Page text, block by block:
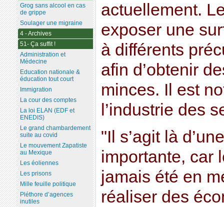
actuellement.
exposer une
à différents
afin d’obtenir
minces. Il est
l’industrie des
"Il s’agit là
importante, car
jamais été en
réaliser des
Grog sans alcool en cas
de grippe
Soulager une migraine
4 - Archives
51- Ça suffit !
Administration et
Médecine
Education nationale &
éducation tout court
Immigration
La cour des comptes
La loi ELAN (EDF et
ENEDIS)
Le grand chambardement
suite au covid
Le mouvement Zapatiste
au Mexique
Les éoliennes
Les prisons
Mille feuille politique
Pléthore d’agences
inutiles